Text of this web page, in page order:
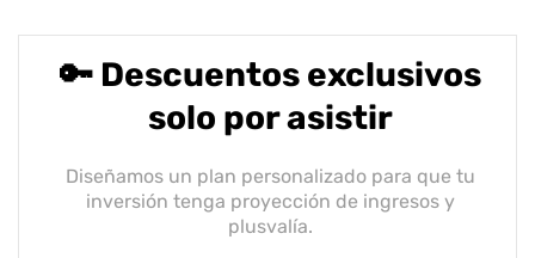
🔑 Descuentos exclusivos
solo por asistir
Diseñamos un plan personalizado para que tu
inversión tenga proyección de ingresos y
plusvalía.